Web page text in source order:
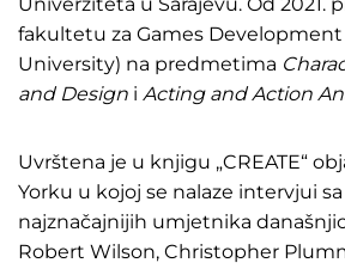
Univerziteta u Sarajevu. Od 2021.
fakultetu za Games Development
University) na predmetima
and Design i Acting and Action
Uvrštena je u knjigu „CREATE“
Yorku u kojoj se nalaze intervjui
najznačajnijih umjetnika
Robert Wilson, Christopher